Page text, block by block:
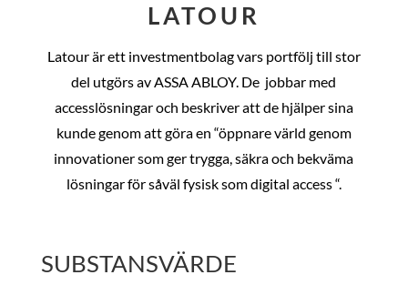
LATOUR
Latour är ett investmentbolag vars portfölj till stor
del utgörs av ASSA ABLOY. De jobbar med
accesslösningar och beskriver att de hjälper sina
kunde genom att göra en “öppnare värld genom
innovationer som ger trygga, säkra och bekväma
lösningar för såväl fysisk som digital access “.
SUBSTANSVÄRDE